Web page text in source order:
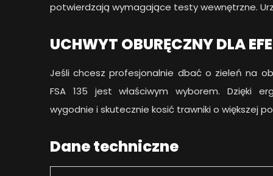
potwierdzają wymagające testy wewnętrzne.
UCHWYT OBURĘCZNY DLA
Jeśli chcesz profesjonalnie dbać o zieleń na
FSA 135 jest właściwym wyborem. Dzięki
wygodnie i skutecznie kosić trawniki o większej
Dane techniczne